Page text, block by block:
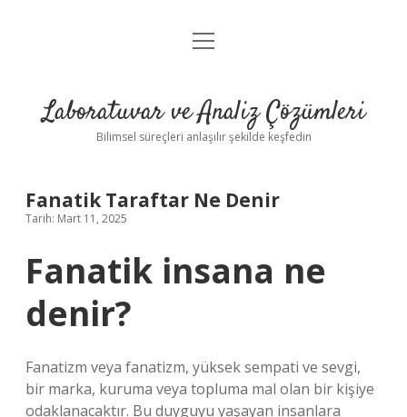
Anasayfa
Yasal Uyarı
menüyü
Laboratuvar ve Analiz Çözümleri
Bilimsel süreçleri anlaşılır şekilde keşfedin
Fanatik Taraftar Ne Denir
Tarih: Mart 11, 2025
Fanatik insana ne
denir?
Fanatizm veya fanatizm, yüksek sempati ve sevgi,
bir marka, kuruma veya topluma mal olan bir kişiye
odaklanacaktır. Bu duyguyu yaşayan insanlara